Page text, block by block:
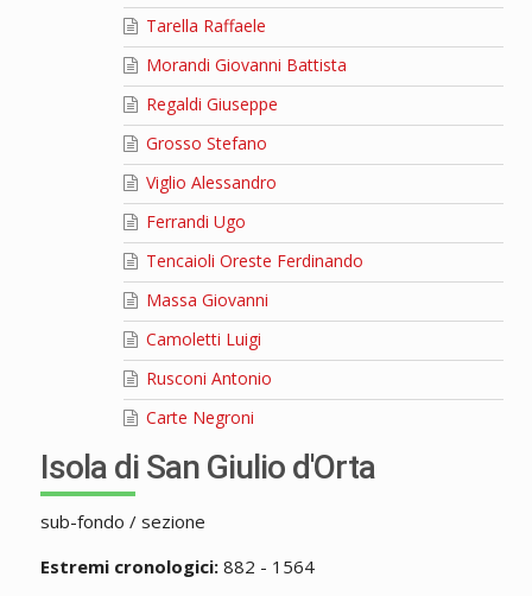
Tarella Raffaele
Morandi Giovanni Battista
Regaldi Giuseppe
Grosso Stefano
Viglio Alessandro
Ferrandi Ugo
Tencaioli Oreste Ferdinando
Massa Giovanni
Camoletti Luigi
Rusconi Antonio
Carte Negroni
Isola di San Giulio d'Orta
sub-fondo / sezione
Estremi cronologici:882 - 1564